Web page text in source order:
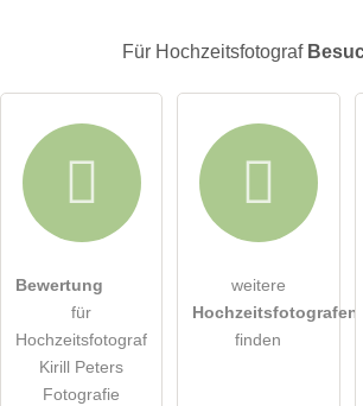
E-Mail-Adresse (wird nicht veröffentlicht)
Die Datenschutzerklärung habe ich zur
öffentliche Frage stellen
Für Hochzeitsfotograf
Bewertung
für
Hochzeitsfotograf
Kirill Peters
Fotografie
weitere
Hochzeitsfotografen
finden